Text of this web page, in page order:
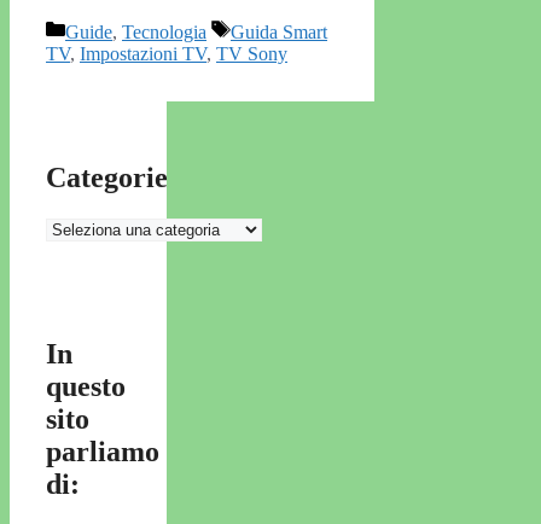
Categorie
Guide, Tecnologia Tag
Guida Smart
TV, Impostazioni TV, TV Sony
Categorie
Categorie
In
questo
sito
parliamo
di: